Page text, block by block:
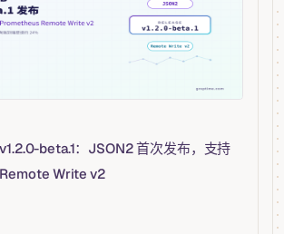
beta.1：JSON2 首次发布，支持
Write v2